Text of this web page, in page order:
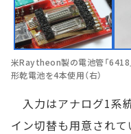
米Raytheon製の電池管「6418
形乾電池を4本使用（右）
入力はアナログ1系
イン切替も用意されて